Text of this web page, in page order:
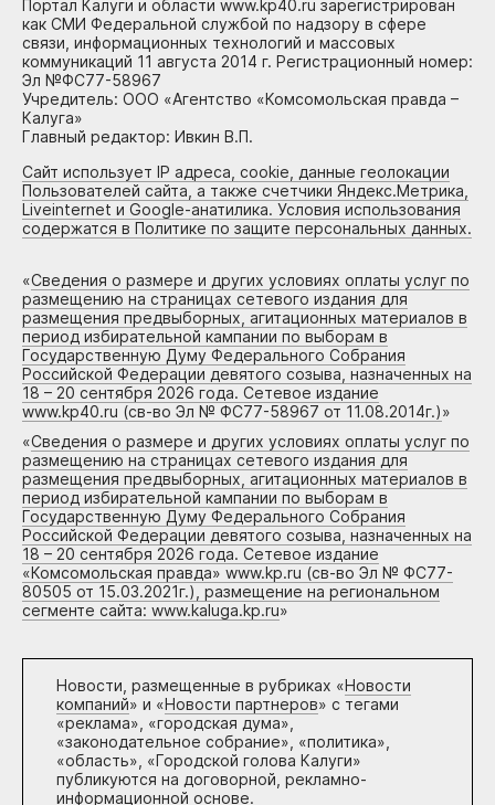
Портал Калуги и области www.kp40.ru зарегистрирован
как СМИ Федеральной службой по надзору в сфере
связи, информационных технологий и массовых
коммуникаций 11 августа 2014 г. Регистрационный номер:
Эл №ФС77-58967
Учредитель: ООО «Агентство «Комсомольская правда –
Калуга»
Главный редактор: Ивкин В.П.
Сайт использует IP адреса, cookie, данные геолокации
Пользователей сайта, а также счетчики Яндекс.Метрика,
Liveinternet и Google-анатилика. Условия использования
содержатся в Политике по защите персональных данных.
«Сведения о размере и других условиях оплаты услуг по
размещению на страницах сетевого издания для
размещения предвыборных, агитационных материалов в
период избирательной кампании по выборам в
Государственную Думу Федерального Собрания
Российской Федерации девятого созыва, назначенных на
18 – 20 сентября 2026 года. Сетевое издание
www.kp40.ru (св-во Эл № ФС77-58967 от 11.08.2014г.)»
«Сведения о размере и других условиях оплаты услуг по
размещению на страницах сетевого издания для
размещения предвыборных, агитационных материалов в
период избирательной кампании по выборам в
Государственную Думу Федерального Собрания
Российской Федерации девятого созыва, назначенных на
18 – 20 сентября 2026 года. Сетевое издание
«Комсомольская правда» www.kp.ru (св-во Эл № ФС77-
80505 от 15.03.2021г.), размещение на региональном
сегменте сайта: www.kaluga.kp.ru»
Новости, размещенные в рубриках «Новости
компаний» и «Новости партнеров» с тегами
«реклама», «городская дума»,
«законодательное собрание», «политика»,
«область», «Городской голова Калуги»
публикуются на договорной, рекламно-
информационной основе.